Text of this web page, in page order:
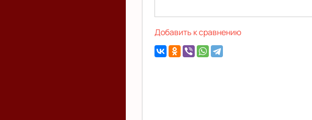
Добавить к сравнению